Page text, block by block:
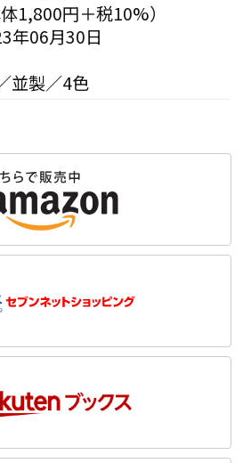
1,800円＋税10%）
年06月30日
並製／4色